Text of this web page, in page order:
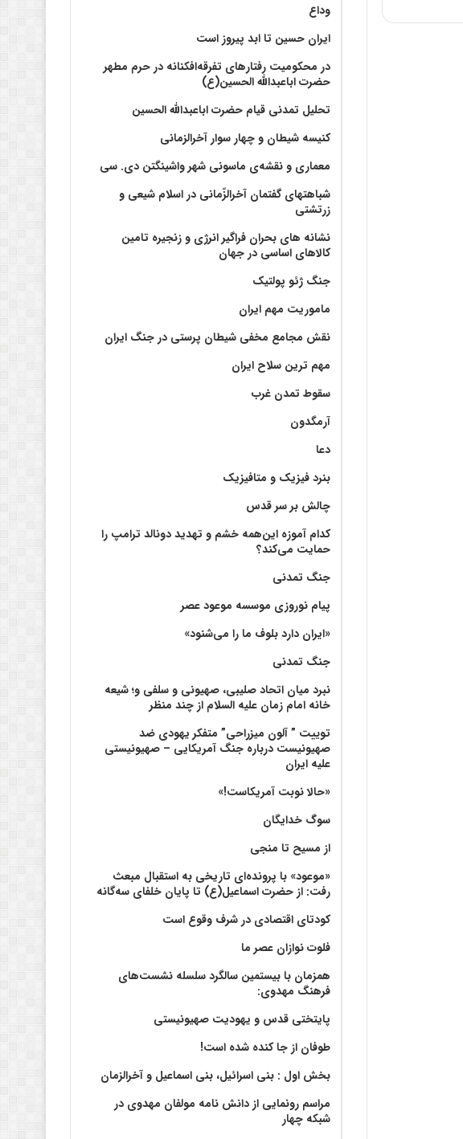
وداع
ایران حسین تا ابد پیروز است
در محکومیت رفتارهای تفرقه‌افکنانه در حرم مطهر
حضرت اباعبدالله الحسین(ع)
تحلیل تمدنی قیام حضرت اباعبدالله الحسین
کنیسه شیطان و چهار سوار آخرالزمانی
معماری و نقشه‌ی ماسونی شهر واشينگتن دی. سی
شباهتهای گفتمان آخر‌الزّمانی در اسلام شیعی و
زرتشتی
نشانه های بحران فراگیر انرژی و زنجیره تامین
کالاهای اساسی در جهان
جنگ ژئو پولتیک
ماموریت مهم ایران
نقش مجامع مخفی شیطان پرستی در جنگ ایران
مهم ترین سلاح ایران
سقوط تمدن غرب
آرمگدون
دعا
بنرد فیزیک و متافیزیک
چالش بر سر قدس
کدام آموزه این‌همه خشم و تهدید دونالد ترامپ را
حمایت می‌کند؟
جنگ تمدنی
پیام نوروزی موسسه موعود عصر
«ایران دارد بلوف ما را می‌شنود»
جنگ تمدنی
نبرد میان اتحاد صلیبی، صهیونی و سلفی و؛ شیعه
خانه امام زمان علیه السلام از چند منظر
توییت ” آلون میزراحی” متفکر یهودی ضد
صهیونیست درباره جنگ آمریکایی – صهیونیستی
علیه ایران
«حالا نوبت آمریکاست!»
سوگ خدایگان
از مسیح تا منجی
«موعود» با پرونده‌ای تاریخی به استقبال مبعث
رفت: از حضرت اسماعیل(ع) تا پایان خلفای سه‌گانه
کودتای اقتصادی در شرف وقوع است
فلوت نوازان عصر ما
همزمان با بیستمین سالگرد سلسله نشست‌های
فرهنگ مهدوی:‌
پایتختی قدس و یهودیت صهیونیستی
طوفان از جا کنده شده است!
بخش اول : بنی اسرائیل، بنی اسماعیل و آخرالزمان
مراسم رونمایی از دانش نامه مولفان مهدوی در
شبکه چهار